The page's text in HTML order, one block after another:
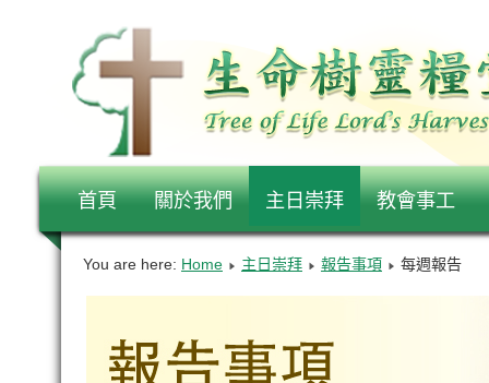
首頁 關於我們 主日崇拜 教會事工
You are here: Home 主日崇拜 報告事項 每週報告